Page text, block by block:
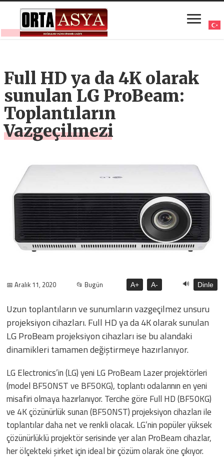
Full HD ya da 4K olarak
sunulan LG ProBeam:
Toplantıların
Vazgeçilmezi
📅 Aralık 11, 2020 📂 Bugün A+ A- 🔊 Dinle
Uzun toplantıların ve sunumların vazgeçilmez unsuru
projeksiyon cihazları. Full HD ya da 4K olarak sunulan
LG ProBeam projeksiyon cihazları ise bu alandaki
dinamikleri tamamen değiştirmeye hazırlanıyor.
LG Electronics’in (LG) yeni LG ProBeam Lazer projektörleri
(model BF50NST ve BF50KG), toplantı odalarının en yeni
misafiri olmaya hazırlanıyor. Tercihe göre Full HD (BF50KG)
ve 4K çözünürlük sunan (BF50NST) projeksiyon cihazları ile
toplantılar daha net ve renkli olacak. LG’nin popüler yüksek
çözünürlüklü projektör serisinde yer alan ProBeam cihazlar,
her ölçekteki şirket için ideal bir çözüm olarak öne çıkıyor.